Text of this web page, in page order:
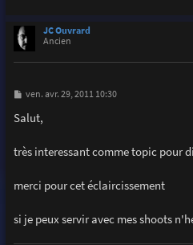
JC Ouvrard
Ancien
M
s
s
g
e
ven. avr. 29, 2011 10:30
Salut,
très interessant comme topic pour
merci pour cet éclaircissement
si je peux servir avec mes shoots